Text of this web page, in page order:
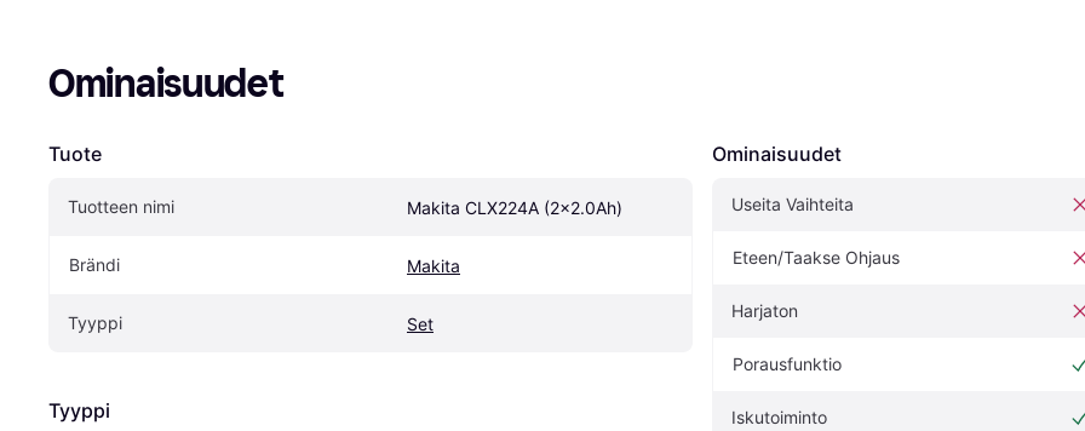
Ominaisuudet
Tuote
Tuotteen nimi Makita CLX224A (2x2.0Ah)
Brändi Makita
Tyyppi Set
Tyyppi
Ominaisuudet
Useita Vaihteita
Eteen/Taakse Ohjaus
Harjaton
Porausfunktio
Iskutoiminto